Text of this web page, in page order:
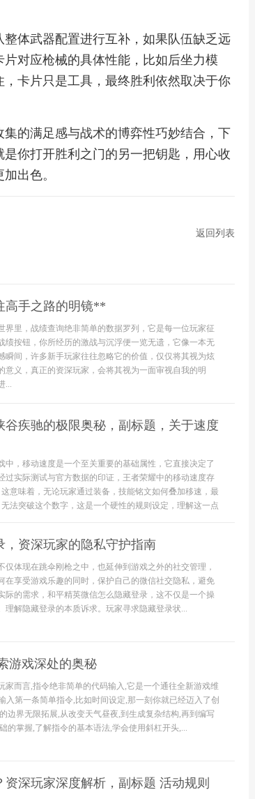
体武器配置进行互补，如果队伍缺乏远
对应枪械的具体性能，比如后坐力模
卡片只是工具，最终胜利依然取决于你
的满足感与战术的博弈性巧妙结合，下
你打开胜利之门的另一把钥匙，用心收
出色。
返回列表
高手之路的明镜**
里，战绩查询绝非简单的数据罗列，它是每一位玩家征
绩按钮，你所经历的激战与沉浮便一览无遗，它像一本无
瞬间，许多新手玩家往往忽略它的价值，仅仅将其视为炫
义，真正的资深玩家，会将其视为一面审视自我的明
...
疾驰的极限奥秘，副标题，关于速度
，移动速度是一个至关重要的基础属性，它直接决定了
过实际测试与官方数据的印证，王者荣耀中的移动速度存
意味着，无论玩家通过装备，技能铭文如何叠加移速，最
法突破这个数字，这是一个硬性的规则设定，理解这一点
资深玩家的隐私守护指南
体现在跳伞刚枪之中，也延伸到游戏之外的社交管理，
在享受游戏乐趣的同时，保护自己的微信社交隐私，避免
际的需求，和平精英微信怎么隐藏登录，这不仅是一个操
解隐藏登录的本质诉求。玩家寻求隐藏登录状...
游戏深处的奥秘
家而言,指令绝非简单的代码输入,它是一个通往全新游戏维
入第一条简单指令,比如时间设定,那一刻你就已经迈入了创
边界无限拓展,从改变天气昼夜,到生成复杂结构,再到编写
的掌握,了解指令的基本语法,学会使用斜杠开头,...
深玩家深度解析，副标题 活动规则